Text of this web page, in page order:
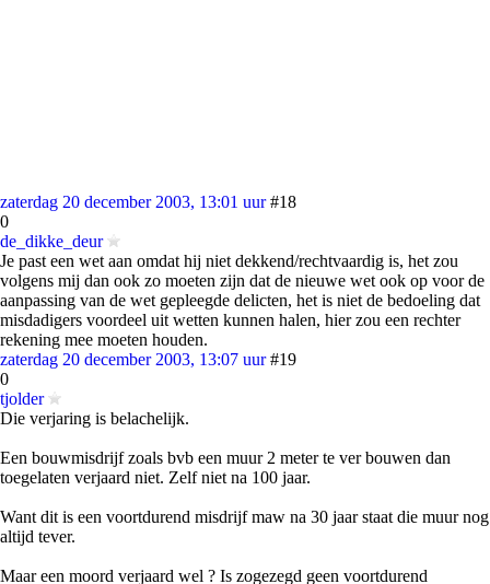
zaterdag 20 december 2003, 13:01 uur #18
0
de_dikke_deur
Je past een wet aan omdat hij niet dekkend/rechtvaardig is, het zou
volgens mij dan ook zo moeten zijn dat de nieuwe wet ook op voor de
aanpassing van de wet gepleegde delicten, het is niet de bedoeling dat
misdadigers voordeel uit wetten kunnen halen, hier zou een rechter
rekening mee moeten houden.
zaterdag 20 december 2003, 13:07 uur #19
0
tjolder
Die verjaring is belachelijk.
Een bouwmisdrijf zoals bvb een muur 2 meter te ver bouwen dan
toegelaten verjaard niet. Zelf niet na 100 jaar.
Want dit is een voortdurend misdrijf maw na 30 jaar staat die muur nog
altijd tever.
Maar een moord verjaard wel ? Is zogezegd geen voortdurend